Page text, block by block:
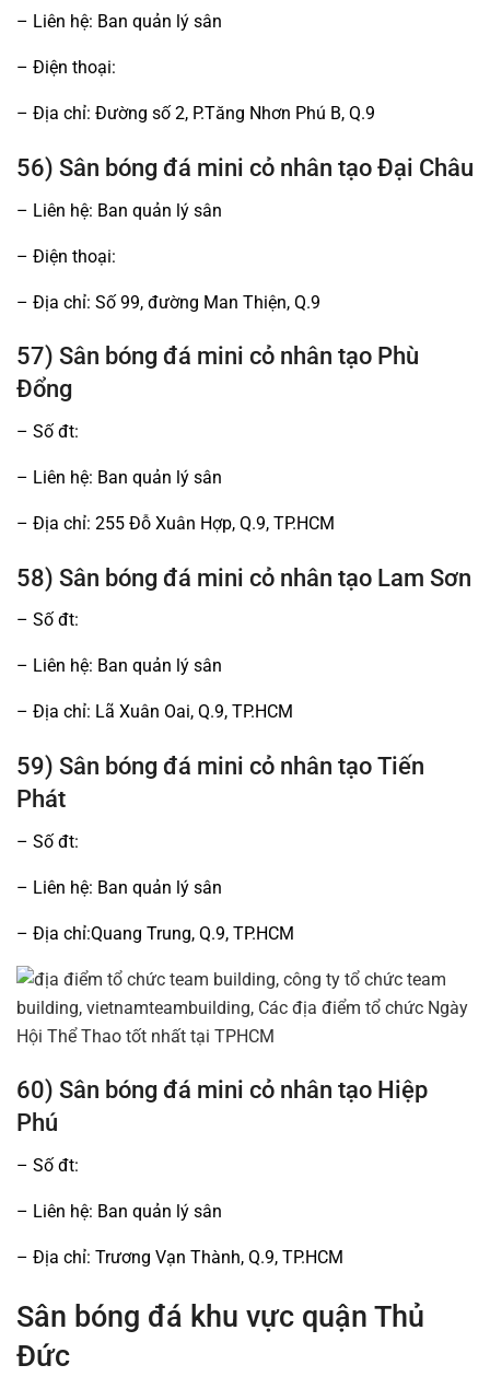
– Liên hệ: Ban quản lý sân
– Điện thoại:
– Địa chỉ: Đường số 2, P.Tăng Nhơn Phú B, Q.9
56) Sân bóng đá mini cỏ nhân tạo Đại Châu
– Liên hệ: Ban quản lý sân
– Điện thoại:
– Địa chỉ: Số 99, đường Man Thiện, Q.9
57) Sân bóng đá mini cỏ nhân tạo Phù
Đổng
– Số đt:
– Liên hệ: Ban quản lý sân
– Địa chỉ: 255 Đỗ Xuân Hợp, Q.9, TP.HCM
58) Sân bóng đá mini cỏ nhân tạo Lam Sơn
– Số đt:
– Liên hệ: Ban quản lý sân
– Địa chỉ: Lã Xuân Oai, Q.9, TP.HCM
59) Sân bóng đá mini cỏ nhân tạo Tiến
Phát
– Số đt:
– Liên hệ: Ban quản lý sân
– Địa chỉ:Quang Trung, Q.9, TP.HCM
60) Sân bóng đá mini cỏ nhân tạo Hiệp
Phú
– Số đt:
– Liên hệ: Ban quản lý sân
– Địa chỉ: Trương Vạn Thành, Q.9, TP.HCM
Sân bóng đá khu vực quận Thủ
Đức